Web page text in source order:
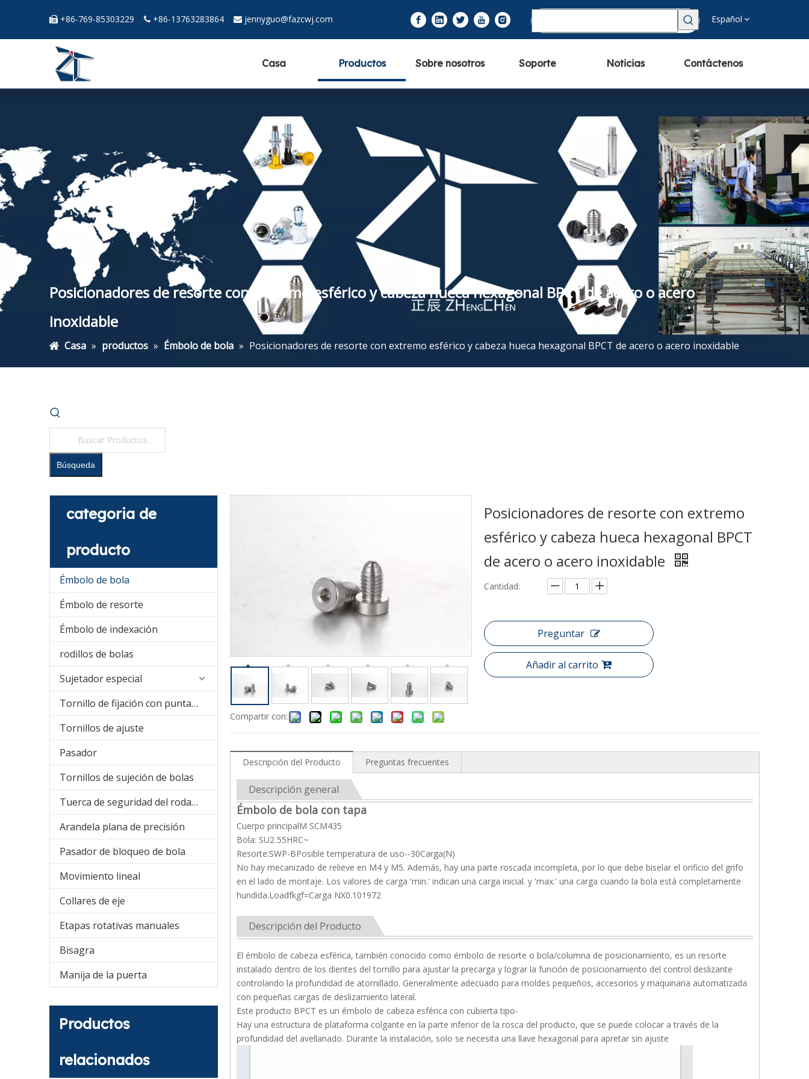
 +86-769-85303229  +86-13763283864  jennyguo@fazcwj.com Español
Casa Productos Sobre nosotros Soporte Noticias Contáctenos
Posicionadores de resorte con extremo esférico y cabeza hueca hexagonal BPCT de acero o acero
inoxidable
Casa » productos » Émbolo de bola » Posicionadores de resorte con extremo esférico y cabeza hueca hexagonal BPCT de acero o acero inoxidable
Búsqueda
categoria de
producto
Émbolo de bola
Émbolo de resorte
Émbolo de indexación
rodillos de bolas
Sujetador especial
Tornillo de fijación con punta de nailon
Tornillos de ajuste
Pasador
Tornillos de sujeción de bolas
Tuerca de seguridad del rodamiento
Arandela plana de precisión
Pasador de bloqueo de bola
Movimiento lineal
Collares de eje
Etapas rotativas manuales
Bisagra
Manija de la puerta
Productos
relacionados
Compartir con:
Posicionadores de resorte con extremo
esférico y cabeza hueca hexagonal BPCT
de acero o acero inoxidable
Cantidad:
Preguntar
Añadir al carrito
Descripción del Producto Preguntas frecuentes
Descripción general
Émbolo de bola con tapa
Cuerpo principalM SCM435
Bola: SU2 55HRC~
Resorte:SWP-BPosible temperatura de uso--30Carga(N)
No hay mecanizado de relieve en M4 y M5. Además, hay una parte roscada incompleta, por lo que debe biselar el orificio del grifo
en el lado de montaje. Los valores de carga 'min.' indican una carga inicial. y 'max.' una carga cuando la bola está completamente
hundida.Loadfkgf=Carga NX0.101972
Descripción del Producto
El émbolo de cabeza esférica, también conocido como émbolo de resorte o bola/columna de posicionamiento, es un resorte
instalado dentro de los dientes del tornillo para ajustar la precarga y lograr la función de posicionamiento del control deslizante
controlando la profundidad de atornillado. Generalmente adecuado para moldes pequeños, accesorios y maquinaria automatizada
con pequeñas cargas de deslizamiento lateral.
Este producto BPCT es un émbolo de cabeza esférica con cubierta tipo-
Hay una estructura de plataforma colgante en la parte inferior de la rosca del producto, que se puede colocar a través de la
profundidad del avellanado. Durante la instalación, solo se necesita una llave hexagonal para apretar sin ajuste